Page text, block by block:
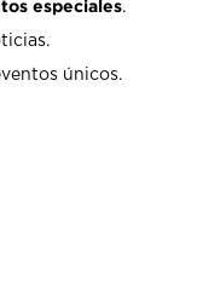
especiales.
únicos.